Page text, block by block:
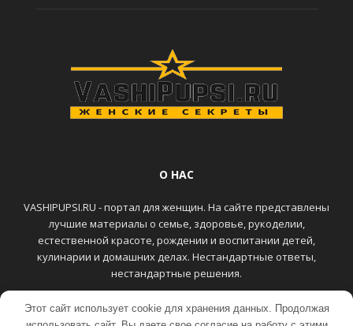
О НАС
VASHIPUPSI.RU - портал для женщин. На сайте представлены
лучшие материалы о семье, здоровье, рукоделии,
естественной красоте, рождении и воспитании детей,
кулинарии и домашних делах. Нестандартные ответы,
нестандартные решения.
ГЛАВНАЯ КОНТАКТЫ
Этот сайт использует cookie для хранения данных. Продолжая